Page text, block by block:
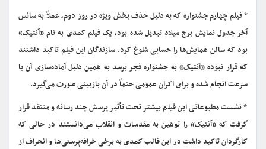
* فیلم چهارم جشنواره که به دلیل حذف بخش ویژه در روز دوم، عملاً به سانس
آخر جدول نمایش برج میلاد تبدیل شده بود، یک فیلم کمدی به نام «آنتیک»
بود که سالن همایش‌ها را حسابی شلوغ کرد. سازندگان این فیلم تاکید داشتند
که قرار نبوده «آنتیک» به جشنواره فجر برسد به همین دلیل آماده‌سازی آن با
سرعت انجام شده و برای اکران عمومی حتماً در آن بازبینی صورت می‌گیرد.
* نشست مطبوعاتی این فیلم بیشتر تحت تأثیر پرسش چند رسانه و منتقد قرار
گرفت که «آنتیک» را توهین به مقدسات و انقلاب می‌دانستند در حالی که
کارگردان تاکید داشت در این قالب کمدی به برخی خرافه‌پرستی‌ها و انحراف از